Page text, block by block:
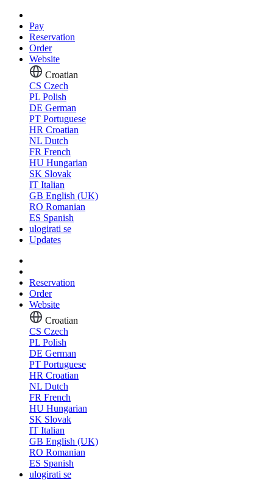
Pay
Reservation
Order
Website
Croatian
CS Czech
PL Polish
DE German
PT Portuguese
HR Croatian
NL Dutch
FR French
HU Hungarian
SK Slovak
IT Italian
GB English (UK)
RO Romanian
ES Spanish
ulogirati se
Updates
Reservation
Order
Website
Croatian
CS Czech
PL Polish
DE German
PT Portuguese
HR Croatian
NL Dutch
FR French
HU Hungarian
SK Slovak
IT Italian
GB English (UK)
RO Romanian
ES Spanish
ulogirati se